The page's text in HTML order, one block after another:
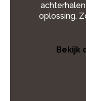
oplossing.
Bekijk